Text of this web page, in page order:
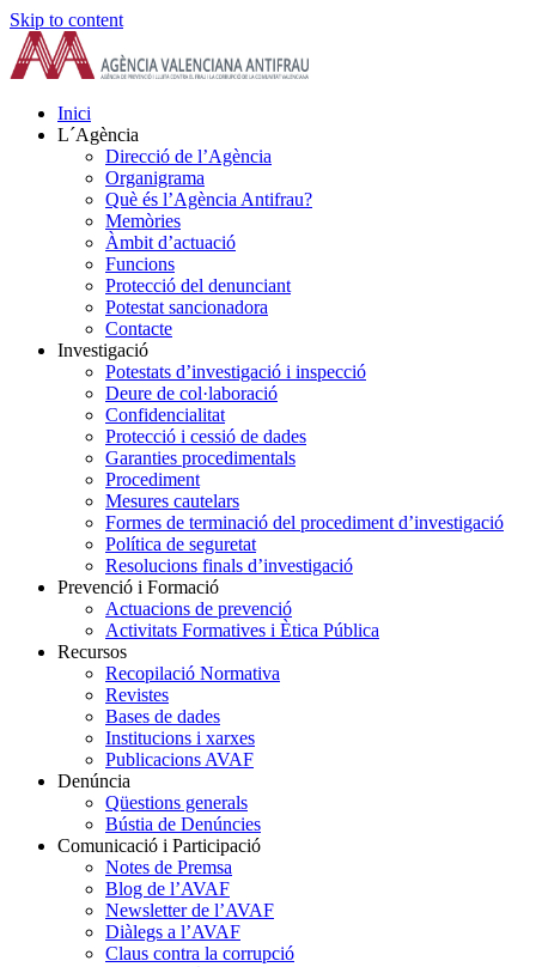
Skip to content
Inici
L´Agència
Direcció de l’Agència
Organigrama
Què és l’Agència Antifrau?
Memòries
Àmbit d’actuació
Funcions
Protecció del denunciant
Potestat sancionadora
Contacte
Investigació
Potestats d’investigació i inspecció
Deure de col·laboració
Confidencialitat
Protecció i cessió de dades
Garanties procedimentals
Procediment
Mesures cautelars
Formes de terminació del procediment d’investigació
Política de seguretat
Resolucions finals d’investigació
Prevenció i Formació
Actuacions de prevenció
Activitats Formatives i Ètica Pública
Recursos
Recopilació Normativa
Revistes
Bases de dades
Institucions i xarxes
Publicacions AVAF
Denúncia
Qüestions generals
Bústia de Denúncies
Comunicació i Participació
Notes de Premsa
Blog de l’AVAF
Newsletter de l’AVAF
Diàlegs a l’AVAF
Claus contra la corrupció